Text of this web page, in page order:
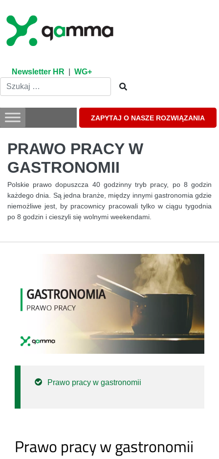
content
Newsletter HR WG+
ZAPYTAJ O NASZE ROZWIĄZANIA
PRAWO PRACY W
GASTRONOMII
Polskie prawo dopuszcza 40 godzinny tryb pracy, po 8 godzin
każdego dnia. Są jedna branże, między innymi gastronomia gdzie
niemożliwe jest, by pracownicy pracowali tylko w ciągu tygodnia
po 8 godzin i cieszyli się wolnymi weekendami.
Prawo pracy w gastronomii
Prawo pracy w gastronomii